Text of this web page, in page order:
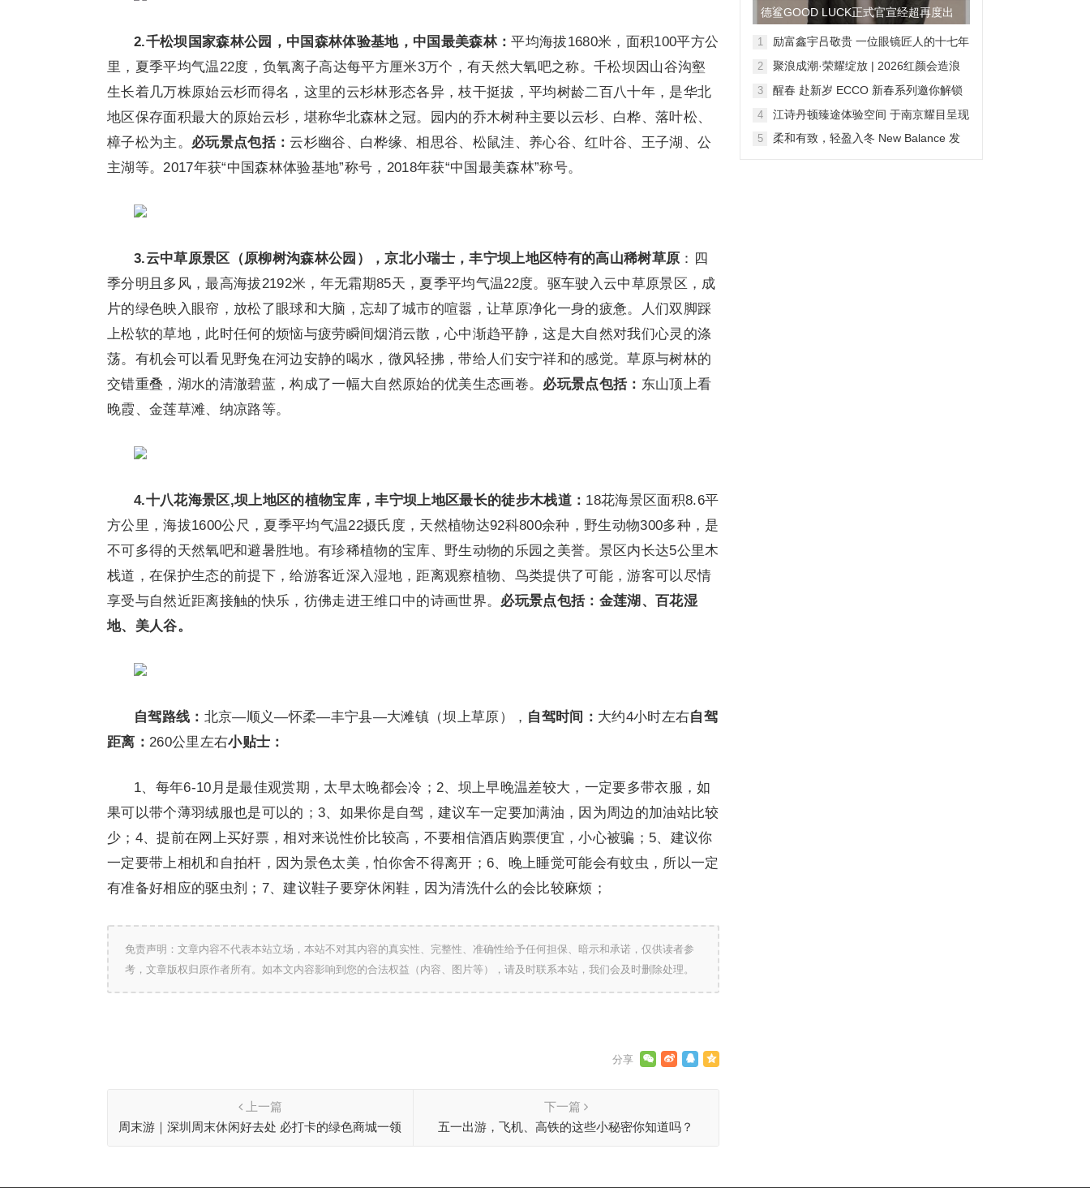
2.千松坝国家森林公园，中国森林体验基地，中国最美森林：平均海拔1680米，面积100平方公
里，夏季平均气温22度，负氧离子高达每平方厘米3万个，有天然大氧吧之称。千松坝因山谷沟壑
生长着几万株原始云杉而得名，这里的云杉林形态各异，枝干挺拔，平均树龄二百八十年，是华北
地区保存面积最大的原始云杉，堪称华北森林之冠。园内的乔木树种主要以云杉、白桦、落叶松、
樟子松为主。 必玩景点包括： 云杉幽谷、白桦缘、相思谷、松鼠洼、养心谷、红叶谷、王子湖、公
主湖等。2017年获“中国森林体验基地”称号，2018年获“中国最美森林”称号。
3.云中草原景区（原柳树沟森林公园），京北小瑞士，丰宁坝上地区特有的高山稀树草原 ：四
季分明且多风，最高海拔2192米，年无霜期85天，夏季平均气温22度。驱车驶入云中草原景区，成
片的绿色映入眼帘，放松了眼球和大脑，忘却了城市的喧嚣，让草原净化一身的疲惫。人们双脚踩
上松软的草地，此时任何的烦恼与疲劳瞬间烟消云散，心中渐趋平静，这是大自然对我们心灵的涤
荡。有机会可以看见野兔在河边安静的喝水，微风轻拂，带给人们安宁祥和的感觉。草原与树林的
交错重叠，湖水的清澈碧蓝，构成了一幅大自然原始的优美生态画卷。 必玩景点包括： 东山顶上看
晚霞、金莲草滩、纳凉路等。
4.十八花海景区,坝上地区的植物宝库，丰宁坝上地区最长的徒步木栈道： 18花海景区面积8.6平
方公里，海拔1600公尺，夏季平均气温22摄氏度，天然植物达92科800余种，野生动物300多种，是
不可多得的天然氧吧和避暑胜地。有珍稀植物的宝库、野生动物的乐园之美誉。景区内长达5公里木
栈道，在保护生态的前提下，给游客近深入湿地，距离观察植物、鸟类提供了可能，游客可以尽情
享受与自然近距离接触的快乐，彷佛走进王维口中的诗画世界。 必玩景点包括：金莲湖、百花湿
地、美人谷。
自驾路线： 北京—顺义—怀柔—丰宁县—大滩镇（坝上草原）， 自驾时间： 大约4小时左右自驾
距离： 260公里左右小贴士：
1、每年6-10月是最佳观赏期，太早太晚都会冷；2、坝上早晚温差较大，一定要多带衣服，如
果可以带个薄羽绒服也是可以的；3、如果你是自驾，建议车一定要加满油，因为周边的加油站比较
少；4、提前在网上买好票，相对来说性价比较高，不要相信酒店购票便宜，小心被骗；5、建议你
一定要带上相机和自拍杆，因为景色太美，怕你舍不得离开；6、晚上睡觉可能会有蚊虫，所以一定
有准备好相应的驱虫剂；7、建议鞋子要穿休闲鞋，因为清洗什么的会比较麻烦；
免责声明：文章内容不代表本站立场，本站不对其内容的真实性、完整性、准确性给予任何担保、暗示和承诺，仅供读者参
考，文章版权归原作者所有。如本文内容影响到您的合法权益（内容、图片等），请及时联系本站，我们会及时删除处理。
上一篇
周末游｜深圳周末休闲好去处 必打卡的绿色商城一领
下一篇
五一出游，飞机、高铁的这些小秘密你知道吗？
德鲨GOOD LUCK正式官宣经超再度出
任品牌形象大使
1
励富鑫宇吕敬贵 一位眼镜匠人的十七年
2
聚浪成潮·荣耀绽放 | 2026红颜会造浪
3
醒春 赴新岁 ECCO 新春系列邀你解锁
4 江诗丹顿臻途体验空间 于南京耀目呈现
5
柔和有致，轻盈入冬 New Balance 发